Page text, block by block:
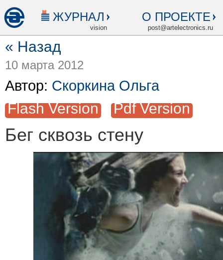
ЖУРНАЛ
vision
О ПРОЕКТЕ
post@artelectronics.ru
« Назад
10 марта 2012
Автор: Скоркина Ольга
Flash Version Pdf Version
Бег сквозь стену